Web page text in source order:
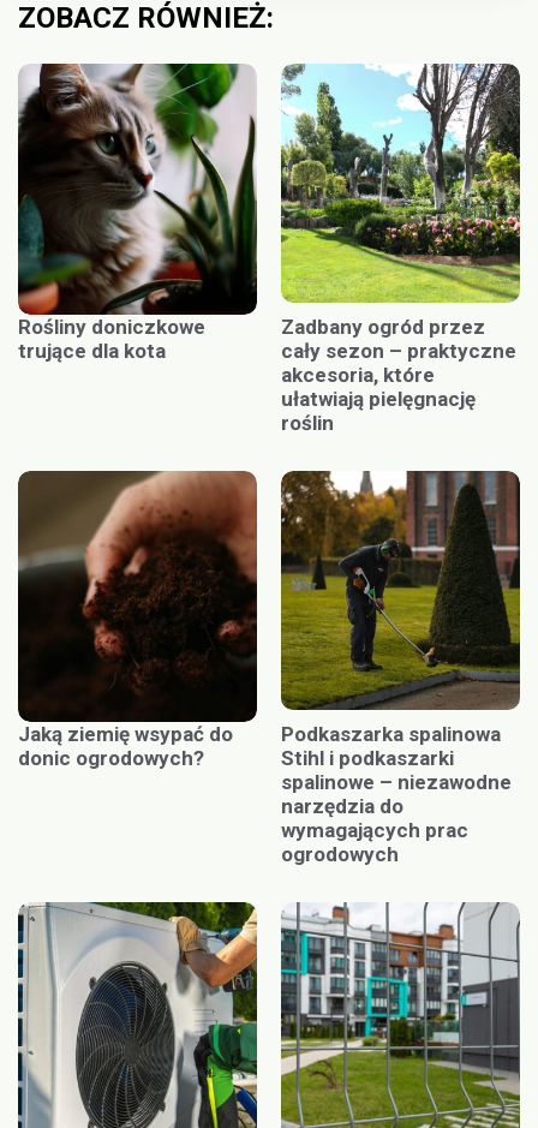
ZOBACZ RÓWNIEŻ:
Rośliny doniczkowe
trujące dla kota
Zadbany ogród przez
cały sezon – praktyczne
akcesoria, które
ułatwiają pielęgnację
roślin
Jaką ziemię wsypać do
donic ogrodowych?
Podkaszarka spalinowa
Stihl i podkaszarki
spalinowe – niezawodne
narzędzia do
wymagających prac
ogrodowych